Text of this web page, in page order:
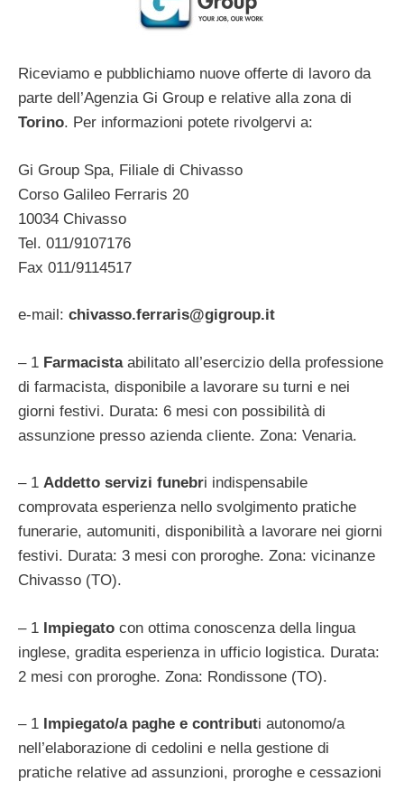
Riceviamo e pubblichiamo nuove offerte di lavoro da
parte dell’Agenzia Gi Group e relative alla zona di
Torino. Per informazioni potete rivolgervi a:
Gi Group Spa, Filiale di Chivasso
Corso Galileo Ferraris 20
10034 Chivasso
Tel. 011/9107176
Fax 011/9114517
e-mail: chivasso.ferraris@gigroup.it
– 1 Farmacistaabilitato all’esercizio della professione
di farmacista, disponibile a lavorare su turni e nei
giorni festivi. Durata: 6 mesi con possibilità di
assunzione presso azienda cliente. Zona: Venaria.
– 1 Addetto servizi funebri indispensabile
comprovata esperienza nello svolgimento pratiche
funerarie, automuniti, disponibilità a lavorare nei giorni
festivi. Durata: 3 mesi con proroghe. Zona: vicinanze
Chivasso (TO).
– 1 Impiegato con ottima conoscenza della lingua
inglese, gradita esperienza in ufficio logistica. Durata:
2 mesi con proroghe. Zona: Rondissone (TO).
– 1 Impiegato/a paghe e contributi autonomo/a
nell’elaborazione di cedolini e nella gestione di
pratiche relative ad assunzioni, proroghe e cessazioni